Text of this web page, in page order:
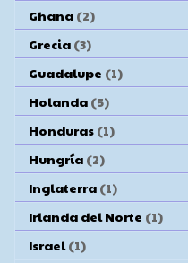
Ghana (2)
Grecia (3)
Guadalupe (1)
Holanda (5)
Honduras (1)
Hungría (2)
Inglaterra (1)
Irlanda del Norte (1)
Israel (1)